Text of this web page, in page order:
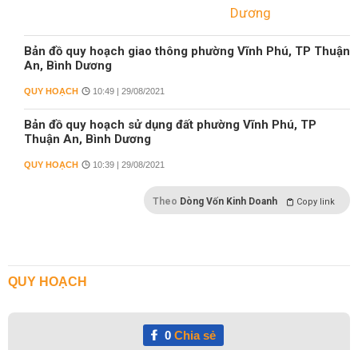
Bản đồ quy hoạch giao thông phường Vĩnh Phú, TP Thuận
An, Bình Dương
QUY HOẠCH 10:49 | 29/08/2021
Bản đồ quy hoạch sử dụng đất phường Vĩnh Phú, TP
Thuận An, Bình Dương
QUY HOẠCH 10:39 | 29/08/2021
Theo Dòng Vốn Kinh Doanh Copy link
QUY HOẠCH
0Chia sẻ